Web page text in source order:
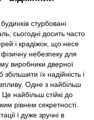
стурбовані
сьогодні досить часто
і крадіжок, що несе
небезпеку для
виробники дверної
їх надійність і
впливу. Одне з найбільш
найбільш стійкі до
рівнем секретності.
і дуже зручні в